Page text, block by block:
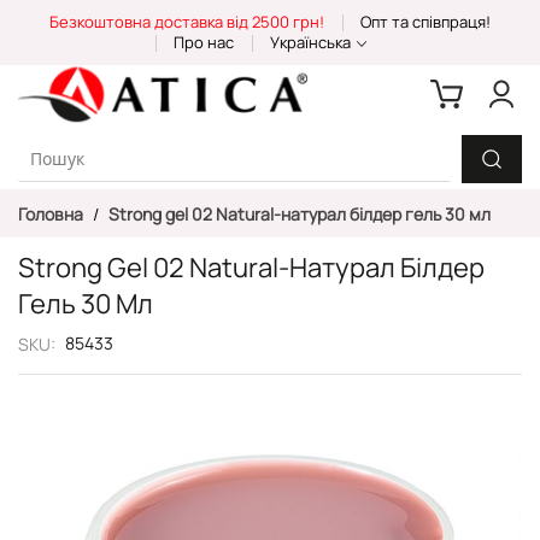
Content
Безкоштовна доставка від 2500 грн!
Опт та співпраця!
Про нас
Українська
Головна Strong gel 02 Natural-натурал білдер гель 30 мл
Strong Gel 02 Natural-Натурал Білдер
Гель 30 Мл
SKU 85433
зображень